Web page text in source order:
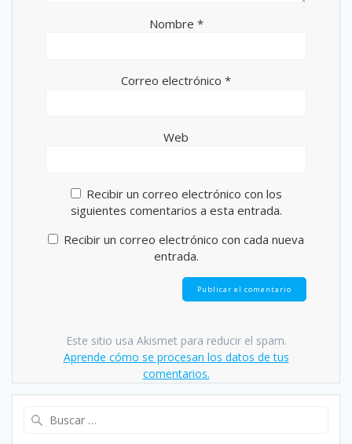
Nombre *
Correo electrónico *
Web
Recibir un correo electrónico con los
siguientes comentarios a esta entrada.
Recibir un correo electrónico con cada nueva
entrada.
Este sitio usa Akismet para reducir el spam.
Aprende cómo se procesan los datos de tus
comentarios.